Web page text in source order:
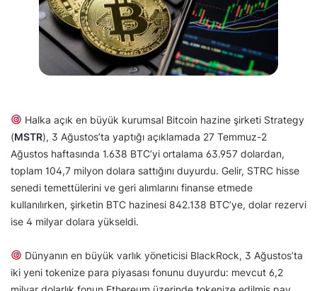
Halka açık en büyük kurumsal Bitcoin hazine şirketi Strategy
(MSTR), 3 Ağustos’ta yaptığı açıklamada 27 Temmuz-2
Ağustos haftasında 1.638 BTC’yi ortalama 63.957 dolardan,
toplam 104,7 milyon dolara sattığını duyurdu. Gelir, STRC hisse
senedi temettülerini ve geri alımlarını finanse etmede
kullanılırken, şirketin BTC hazinesi 842.138 BTC’ye, dolar rezervi
ise 4 milyar dolara yükseldi.
Dünyanın en büyük varlık yöneticisi BlackRock, 3 Ağustos’ta
iki yeni tokenize para piyasası fonunu duyurdu: mevcut 6,2